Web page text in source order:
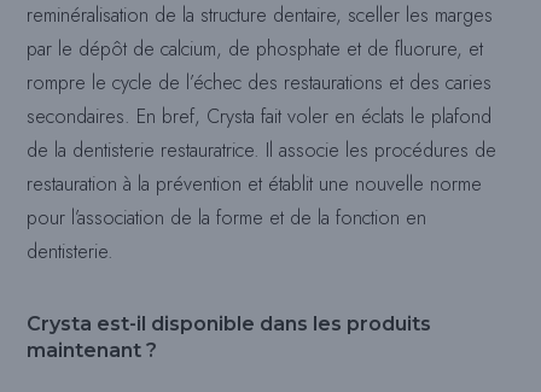
reminéralisation de la structure dentaire, sceller les marges
par le dépôt de calcium, de phosphate et de fluorure, et
rompre le cycle de l’échec des restaurations et des caries
secondaires. En bref, Crysta fait voler en éclats le plafond
de la dentisterie restauratrice. Il associe les procédures de
restauration à la prévention et établit une nouvelle norme
pour l’association de la forme et de la fonction en
dentisterie.
Crysta est-il disponible dans les produits
maintenant ?